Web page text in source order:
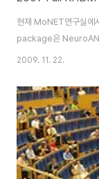
현재 MoNET연구실
package은 NeuroAN
2009. 11. 22.